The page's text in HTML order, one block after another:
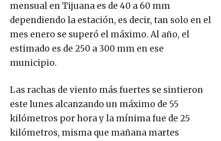
mensual en Tijuana es de 40 a 60 mm
dependiendo la estación, es decir, tan solo en el
mes enero se superó el máximo. Al año, el
estimado es de 250 a 300 mm en ese
municipio.
Las rachas de viento más fuertes se sintieron
este lunes alcanzando un máximo de 55
kilómetros por hora y la mínima fue de 25
kilómetros, misma que mañana martes